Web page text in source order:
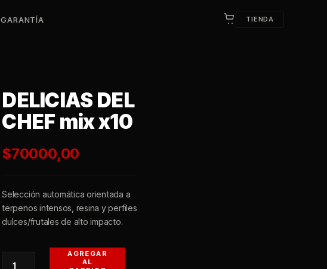
GARANTÍA TIENDA
DELICIAS DEL
CHEF mix x10
$70000,00
Selección automática orientada a
terpenos intensos, resina y perfiles
dulces/frutales de alto impacto.
AGREGAR
AL